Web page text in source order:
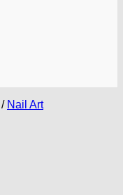
/ Nail Art